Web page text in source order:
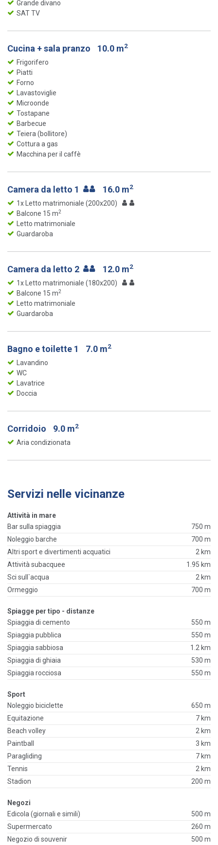
Grande divano
SAT TV
Cucina + sala pranzo 10.0 m2
Frigorifero
Piatti
Forno
Lavastoviglie
Microonde
Tostapane
Barbecue
Teiera (bollitore)
Cottura a gas
Macchina per il caffè
Camera da letto 1 16.0 m2
1x Letto matrimoniale (200x200)
Balcone 15 m2
Letto matrimoniale
Guardaroba
Camera da letto 2 12.0 m2
1x Letto matrimoniale (180x200)
Balcone 15 m2
Letto matrimoniale
Guardaroba
Bagno e toilette 1 7.0 m2
Lavandino
WC
Lavatrice
Doccia
Corridoio 9.0 m2
Aria condizionata
Servizi nelle vicinanze
Attività in mare
Bar sulla spiaggia
750 m
Noleggio barche
700 m
Altri sport e divertimenti acquatici
2 km
Attività subacquee
1.95 km
Sci sull`acqua
2 km
Ormeggio
700 m
Spiagge per tipo - distanze
Spiaggia di cemento
550 m
Spiaggia pubblica
550 m
Spiaggia sabbiosa
1.2 km
Spiaggia di ghiaia
530 m
Spiaggia rocciosa
550 m
Sport
Noleggio biciclette
650 m
Equitazione
7 km
Beach volley
2 km
Paintball
3 km
Paragliding
7 km
Tennis
2 km
Stadion
200 m
Negozi
Edicola (giornali e simili)
500 m
Supermercato
260 m
Negozio di souvenir
500 m